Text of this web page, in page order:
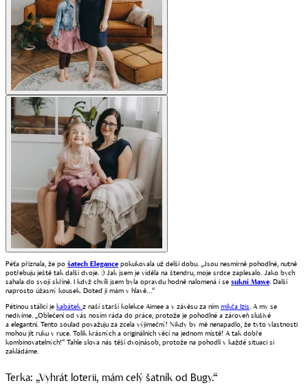
Péťa přiznala, že po šatech Elegance pokukovala už delší dobu. „Jsou nesmírně pohodlné, nutně
potřebuju ještě tak další dvoje. :) Jak jsem je viděla na štendru, moje srdce zaplesalo. Jako bych
sahala do svojí skříně. I když chvíli jsem byla opravdu hodně nalomená i se sukní Mawe. Další
naprosto úžasný kousek. Doteď ji mám v hlavě…“
Pétinou stálicí je kabátek z naší starší kolekce Aimee a v závěsu za ním mikča Izis. A my se
nedivíme. „Oblečení od vás nosím ráda do práce, protože je pohodlné a zároveň slušivé
a elegantní. Tento soulad považuju za zcela výjimečný! Nikdy by mě nenapadlo, že tyto vlastnosti
mohou jít ruku v ruce. Tolik krásných a originálních věcí na jednom místě! A tak dobře
kombinovatelných!“ Tahle slova nás těší dvojnásob, protože na pohodlí v každé situaci si
zakládáme.
Terka: „Vyhrát loterii, mám celý šatník od Bugy.“